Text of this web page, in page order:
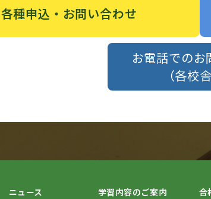
各種申込・お問い合わせ
お電話でのお
（各校
ニュース 学習内容のご案内 合